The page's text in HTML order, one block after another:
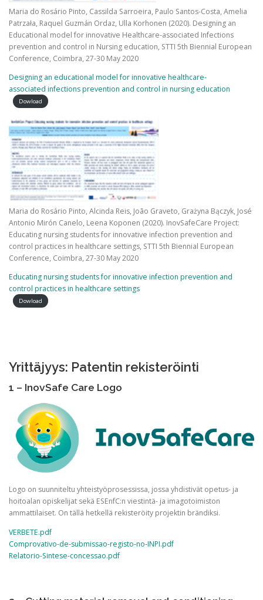
Maria do Rosário Pinto, Cassilda Sarroeira, Paulo Santos-Costa, Amelia
Patrzała, Raquel Guzmán Ordaz, Ulla Korhonen (2020). Designing an
Educational model for innovative Healthcare-associated Infections
prevention and control in Nursing education, STTI 5th Biennial European
Conference, Coimbra, 27-30 May 2020
Designing an educational model for innovative healthcare-
associated infections prevention and control in nursing education
Dowload
Maria do Rosário Pinto, Alcinda Reis, João Graveto, Grażyna Bączyk, José
Antonio Mirón Canelo, Leena Koponen (2020). InovSafeCare Project:
Educating nursing students for innovative infection prevention and
control practices in healthcare settings, STTI 5th Biennial European
Conference, Coimbra, 27-30 May 2020
Educating nursing students for innovative infection prevention and
control practices in healthcare settings
Dowload
Yrittäjyys: Patentin rekisteröinti
1 – InovSafe Care Logo
Logo on suunniteltu yhteistyöprosessissa, jossa yhdistivät opetus- ja
hoitoalan opiskelijat sekä ESEnfC:n viestintä- ja imagotoimiston
ammattilaiset. On tällä hetkellä rekisteröity projektin brändiksi.
VERBETE.pdf
Comprovativo-de-submissao-registo-no-INPI.pdf
Relatorio-Sintese-concessao.pdf